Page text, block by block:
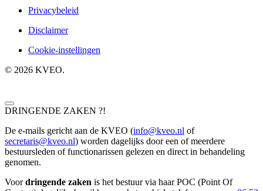
Privacybeleid
Disclaimer
Cookie-instellingen
© 2026 KVEO.
DRINGENDE ZAKEN ?!
De e-mails gericht aan de KVEO (info@kveo.nl of
secretaris@kveo.nl) worden dagelijks door een of meerdere
bestuursleden of functionarissen gelezen en direct in behandeling
genomen.
Voordringende zaken is het bestuur via haar POC (Point Of